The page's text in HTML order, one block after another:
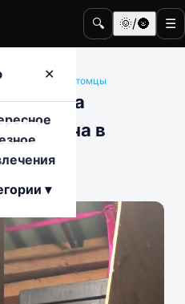
🔍 🌞/🌚 ☰
✕
▾
и домашние питомцы
мышка
в
воли